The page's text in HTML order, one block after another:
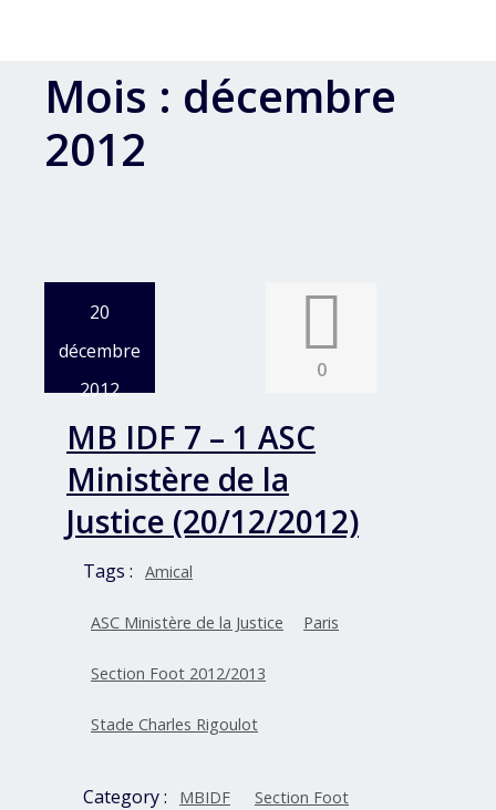
Mois : décembre
2012
20
décembre
2012
0
MB IDF 7 – 1 ASC
Ministère de la
Justice (20/12/2012)
Tags : Amical
ASC Ministère de la Justice Paris
Section Foot 2012/2013
Stade Charles Rigoulot
Category : MBIDF Section Foot